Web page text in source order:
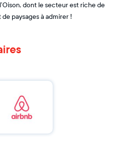
dont le secteur est riche de
paysages à admirer !